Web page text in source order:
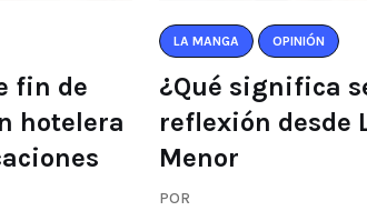
fin de
hotelera
LA MANGA OPINIÓN
¿Qué significa
reflexión desde
Menor
POR